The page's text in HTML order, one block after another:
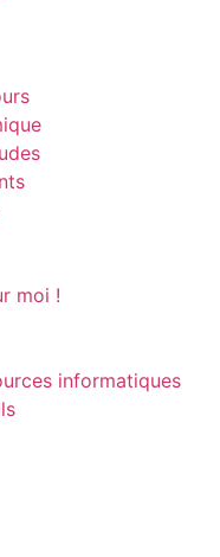
moi !
informatiques